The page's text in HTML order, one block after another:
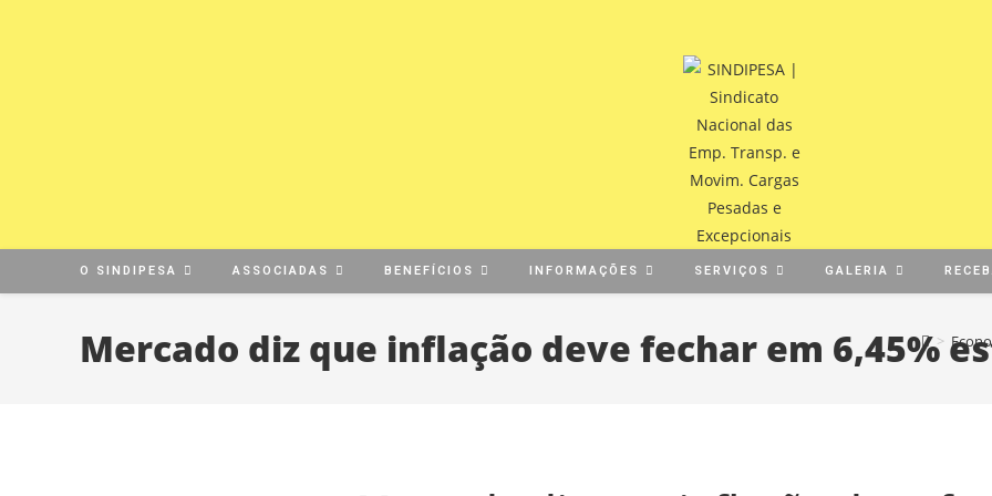
O SINDIPESA ASSOCIADAS BENEFÍCIOS INFORMAÇÕES SERVIÇOS GALERIA
Mercado diz que inflação deve fechar em 6,45%>